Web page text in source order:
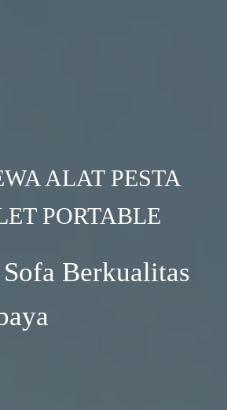
ALAT PESTA
PORTABLE
Sofa Berkualitas